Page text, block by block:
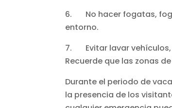
6. No hacer fogatas,
entorno.
7. Evitar lavar vehículos,
Recuerde que las zonas
Durante el periodo de
la presencia de los